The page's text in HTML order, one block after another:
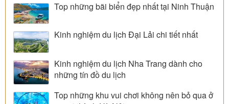
Top những bãi biển đẹp nhất tại Ninh Thuận
Kinh nghiệm du lịch Đại Lải chi tiết nhất
Kinh nghiệm du lịch Nha Trang dành cho
những tín đồ du lịch
Top những khu vui chơi không nên bỏ qua ở